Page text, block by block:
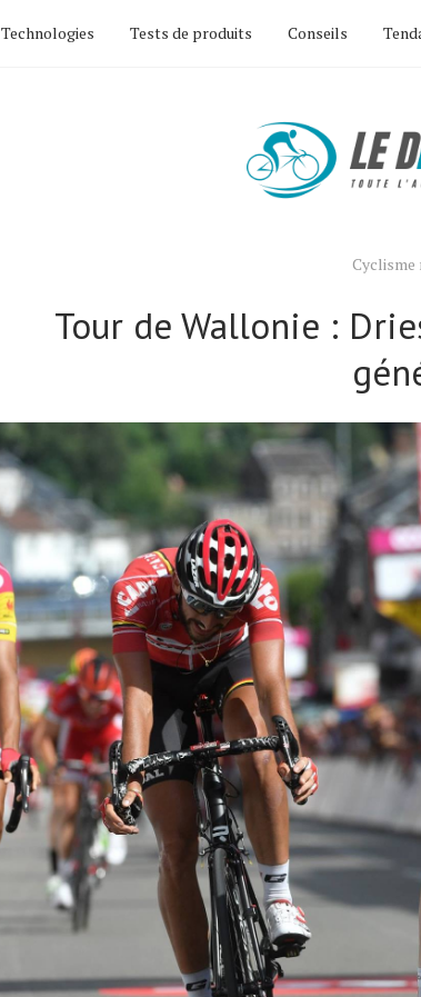
Technologies Tests de produits Conseils
Cyclisme
Tour de Wallonie :